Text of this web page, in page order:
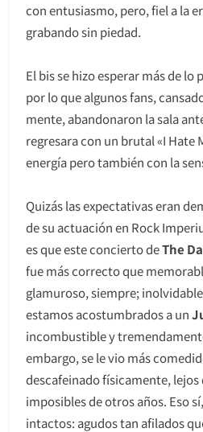
con entusiasmo, pero, fiel a la
grabando sin piedad.
El bis se hizo esperar más de
por lo que algunos fans,
mente, abandonaron la sala
regresara con un brutal «I Hate
energía pero también con la
Quizás las expectativas eran
de su actuación en Rock
es que este concierto deThe
fue más correcto que
glamuroso, siempre;
estamos acostumbrados a un
incombustible y
embargo, se le vio más
descafeinado físicamente, lejos
imposibles de otros años. Eso
intactos: agudos tan afilados